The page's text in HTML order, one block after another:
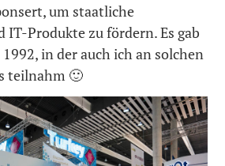
um staatliche
IT-Produkte zu fördern. Es gab
in der auch ich an solchen
teilnahm 🙂